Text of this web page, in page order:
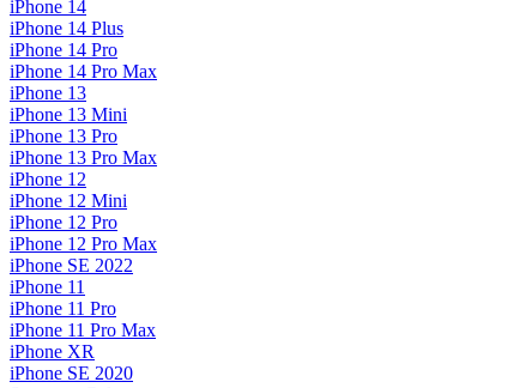
iPhone 14
iPhone 14 Plus
iPhone 14 Pro
iPhone 14 Pro Max
iPhone 13
iPhone 13 Mini
iPhone 13 Pro
iPhone 13 Pro Max
iPhone 12
iPhone 12 Mini
iPhone 12 Pro
iPhone 12 Pro Max
iPhone SE 2022
iPhone 11
iPhone 11 Pro
iPhone 11 Pro Max
iPhone XR
iPhone SE 2020